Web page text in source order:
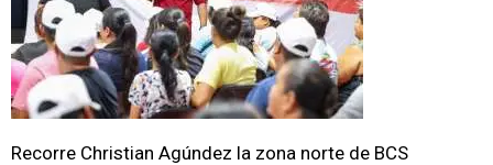
Recorre Christian Agúndez la zona norte de BCS